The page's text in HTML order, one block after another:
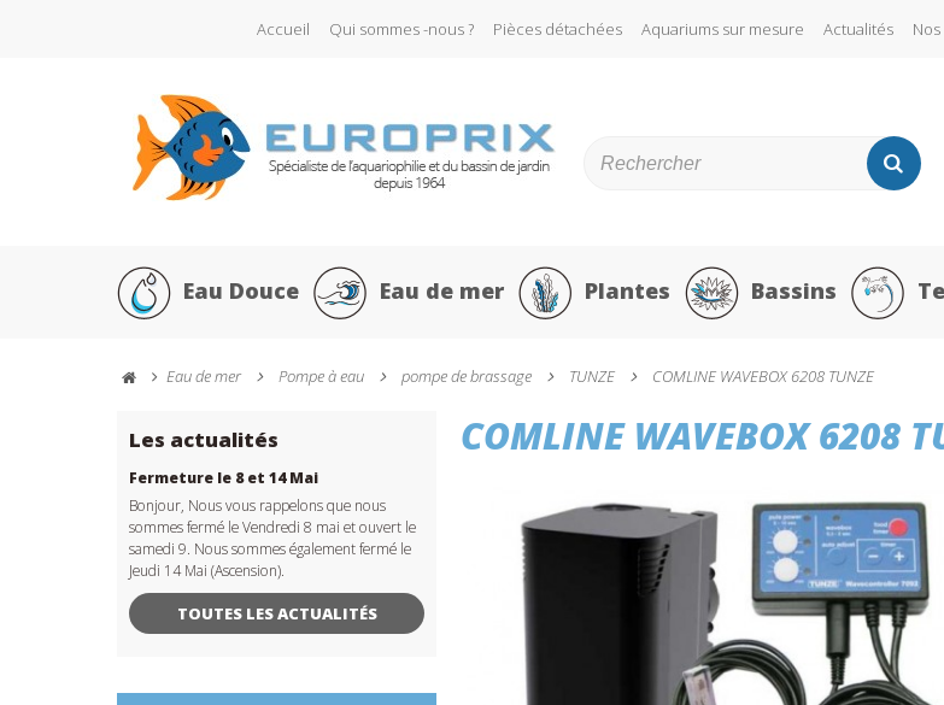
Accueil Qui sommes -nous ? Pièces détachées Aquariums sur mesure Actualités
Eau Douce Eau de mer Plantes Bassins
Eau de mer Pompe à eau pompe de brassage TUNZE COMLINE WAVEBOX 6208 TUNZE
COMLINE WAVEBOX 6208
Les actualités
Fermeture le 8 et 14 Mai
Bonjour, Nous vous rappelons que nous
sommes fermé le Vendredi 8 mai et ouvert le
samedi 9. Nous sommes également fermé le
Jeudi 14 Mai (Ascension).
TOUTES LES ACTUALITÉS